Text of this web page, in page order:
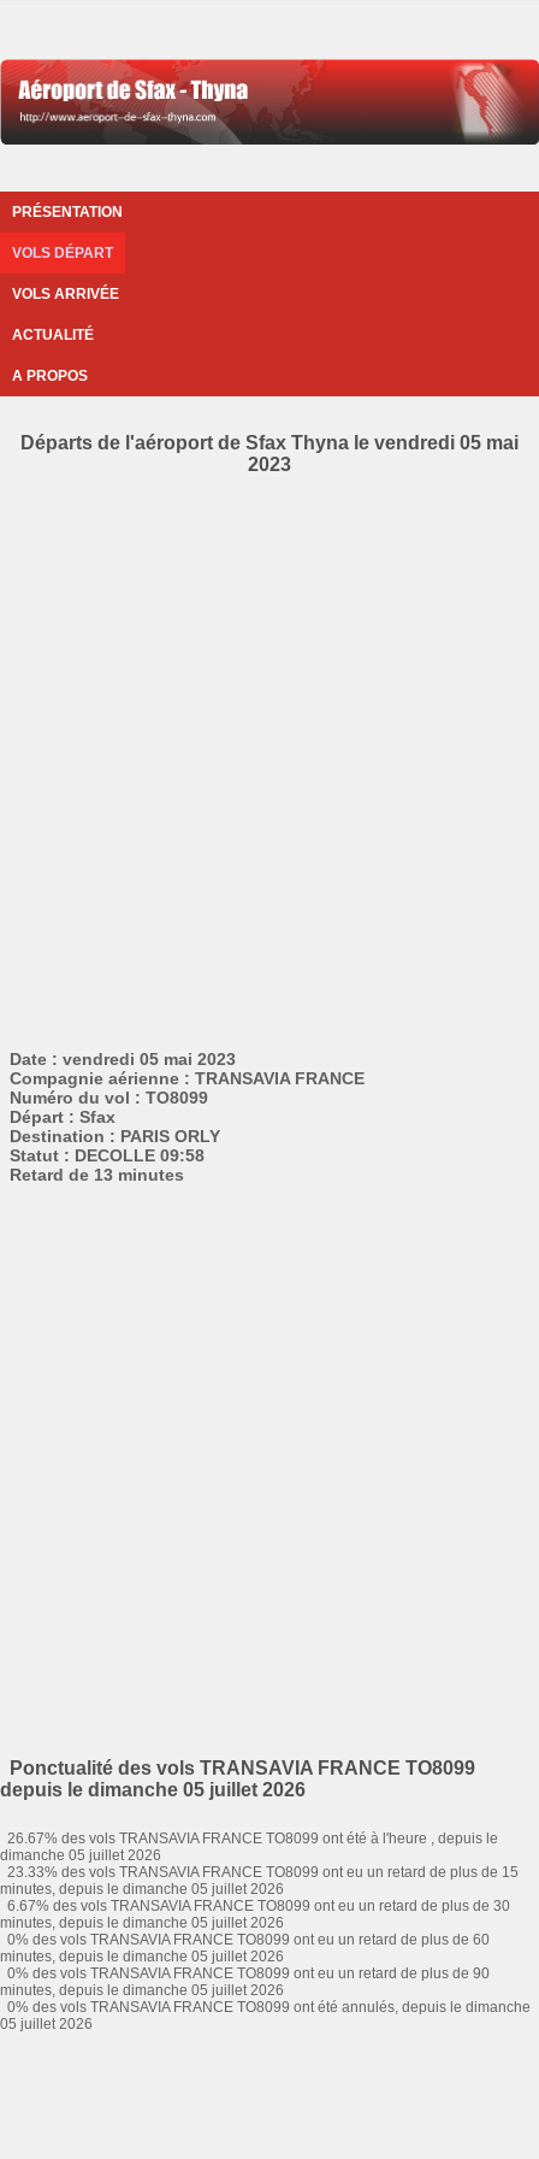
PRÉSENTATION
VOLS DÉPART
VOLS ARRIVÉE
ACTUALITÉ
A PROPOS
Départs de l'aéroport de Sfax Thyna le vendredi 05 mai
2023
Date : vendredi 05 mai 2023
Compagnie aérienne : TRANSAVIA FRANCE
Numéro du vol : TO8099
Départ : Sfax
Destination : PARIS ORLY
Statut : DECOLLE 09:58
Retard de 13 minutes
Ponctualité des vols TRANSAVIA FRANCE TO8099
depuis le dimanche 05 juillet 2026
26.67% des vols TRANSAVIA FRANCE TO8099 ont été à l'heure , depuis le
dimanche 05 juillet 2026
23.33% des vols TRANSAVIA FRANCE TO8099 ont eu un retard de plus de 15
minutes, depuis le dimanche 05 juillet 2026
6.67% des vols TRANSAVIA FRANCE TO8099 ont eu un retard de plus de 30
minutes, depuis le dimanche 05 juillet 2026
0% des vols TRANSAVIA FRANCE TO8099 ont eu un retard de plus de 60
minutes, depuis le dimanche 05 juillet 2026
0% des vols TRANSAVIA FRANCE TO8099 ont eu un retard de plus de 90
minutes, depuis le dimanche 05 juillet 2026
0% des vols TRANSAVIA FRANCE TO8099 ont été annulés, depuis le dimanche
05 juillet 2026